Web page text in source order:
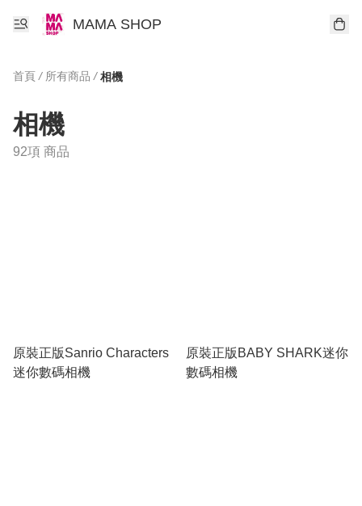
MAMA SHOP
首頁 / 所有商品 / 相機
相機
92項 商品
原裝正版Sanrio Characters
迷你數碼相機
原裝正版BABY SHARK迷你
數碼相機